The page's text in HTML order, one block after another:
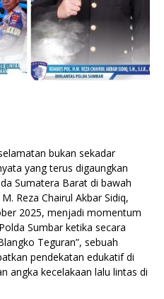
bukan sekadar
yang terus digaungkan
Sumatera Barat di bawah
Reza Chairul Akbar Sidiq,
2025, menjadi momentum
Sumbar ketika secara
Teguran”, sebuah
pendekatan edukatif di
angka kecelakaan lalu lintas di